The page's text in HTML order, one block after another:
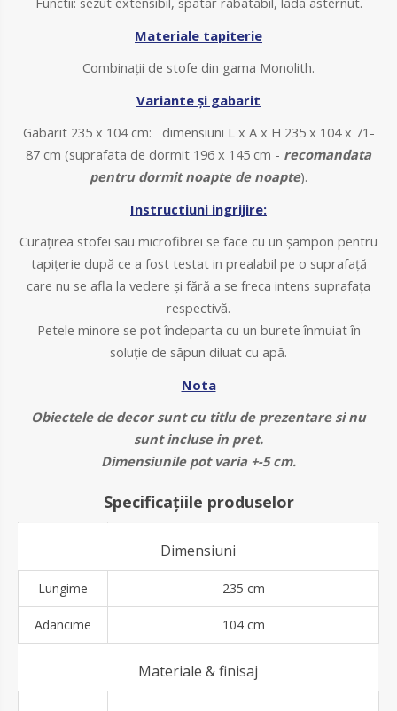
Materiale tapiterie
Combinații de stofe din gama Monolith.
Variante și gabarit
Gabarit 235 x 104 cm:
dimensiuni L x A x H 235 x 104 x 71-
87 cm (suprafata de dormit 196 x 145 cm - recomandata
pentru dormit noapte de noapte).
Instructiuni ingrijire:
Curațirea stofei sau microfibrei se face cu un șampon pentru
tapițerie după ce a fost testat in prealabil pe o suprafață
care nu se afla la vedere și fără a se freca intens suprafața
respectivă.
Petele minore se pot îndeparta cu un burete înmuiat în
soluție de săpun diluat cu apă.
Nota
Obiectele de decor sunt cu titlu de prezentare si nu
sunt incluse in pret.
Dimensiunile pot varia +-5 cm.
Specificațiile produselor
Dimensiuni
Lungime 235 cm
Adancime 104 cm
Materiale & finisaj